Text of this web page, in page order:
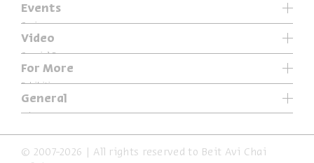
Events
Series
Past Programs
Video
Special Programs
Music
For More
Exhibitions
Articles
General
Accessibility Declaration
Terms of Usage & Privacy
© 2007-2026 | All rights reserved to Beit Avi Chai